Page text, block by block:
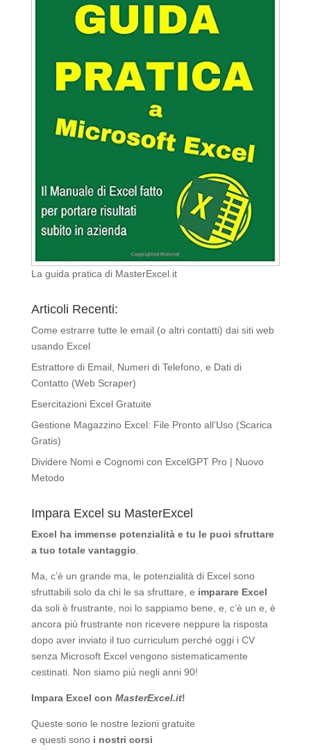
La guida pratica di MasterExcel.it
Articoli Recenti:
Come estrarre tutte le email (o altri contatti) dai siti web
usando Excel
Estrattore di Email, Numeri di Telefono, e Dati di
Contatto (Web Scraper)
Esercitazioni Excel Gratuite
Gestione Magazzino Excel: File Pronto all’Uso (Scarica
Gratis)
Dividere Nomi e Cognomi con ExcelGPT Pro | Nuovo
Metodo
Impara Excel su MasterExcel
Excel ha immense potenzialità e tu le puoi sfruttare
a tuo totale vantaggio
Ma, c’è un grande ma, le potenzialità di Excel sono
sfruttabili solo da chi le sa sfruttare, e imparare Excel
da soli è frustrante, noi lo sappiamo bene, e, c’è un e, è
ancora più frustrante non ricevere neppure la risposta
dopo aver inviato il tuo curriculum perché oggi i CV
senza Microsoft Excel vengono sistematicamente
cestinati. Non siamo più negli anni 90!
Impara Excel con MasterExcel.it!
Queste sono le nostre lezioni gratuite
e questi sono i nostri corsi